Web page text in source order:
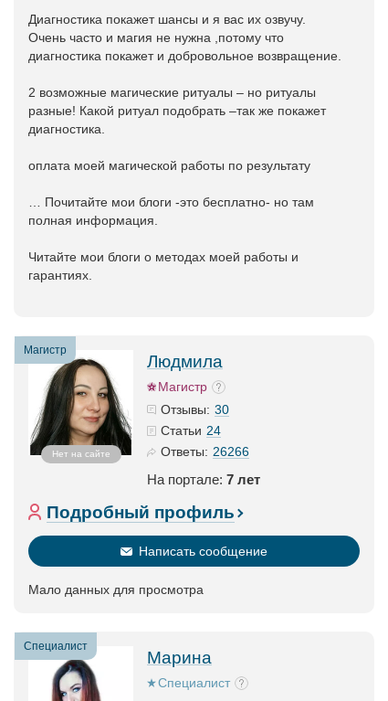
Диагностика покажет шансы и я вас их озвучу.
Очень часто и магия не нужна ,потому что
диагностика покажет и добровольное возвращение.
2 возможные магические ритуалы – но ритуалы
разные! Какой ритуал подобрать –так же покажет
диагностика.
оплата моей магической работы по результату
… Почитайте мои блоги -это бесплатно- но там
полная информация.
Читайте мои блоги о методах моей работы и
гарантиях.
Магистр
Нет на сайте
Людмила
Магистр
Отзывы: 30
Статьи 24
Ответы: 26266
На портале: 7 лет
Подробный профиль
Написать сообщение
Мало данных для просмотра
Специалист
Марина
Специалист